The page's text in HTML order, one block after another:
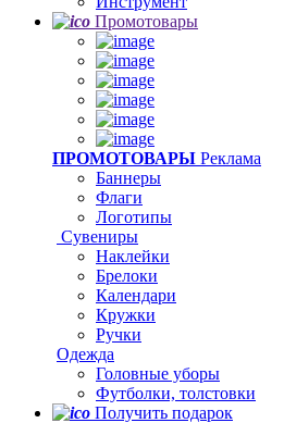
Промотовары
ПРОМОТОВАРЫ Реклама
Баннеры
Флаги
Логотипы
Сувениры
Наклейки
Брелоки
Календари
Кружки
Ручки
Одежда
Головные уборы
Футболки, толстовки
Получить подарок